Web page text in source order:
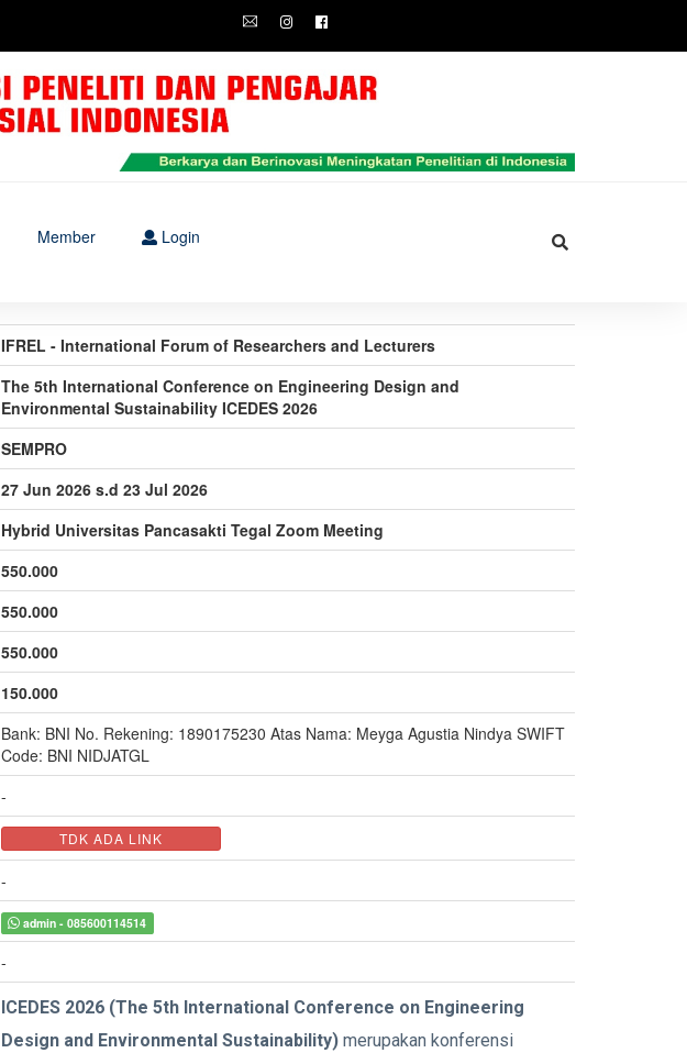
Member Login
IFREL - International Forum of Researchers and Lecturers
The 5th International Conference on Engineering Design and
Environmental Sustainability ICEDES 2026
SEMPRO
27 Jun 2026 s.d 23 Jul 2026
Hybrid Universitas Pancasakti Tegal Zoom Meeting
550.000
550.000
550.000
150.000
Bank: BNI No. Rekening: 1890175230 Atas Nama: Meyga Agustia Nindya SWIFT
Code: BNI NIDJATGL
-
TDK ADA LINK
-
admin - 085600114514
-
ICEDES 2026 (The 5th International Conference on Engineering
Design and Environmental Sustainability) merupakan konferensi